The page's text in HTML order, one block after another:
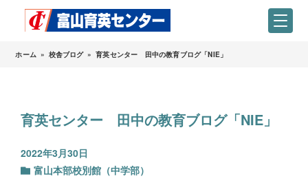
ホーム » 校舎ブログ » 育英センター 田中の教育ブログ「NIE」
育英センター 田中の教育ブログ「NIE」
2022年3月30日
富山本部校別館（中学部）